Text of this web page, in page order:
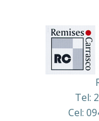
Tel:
Cel: